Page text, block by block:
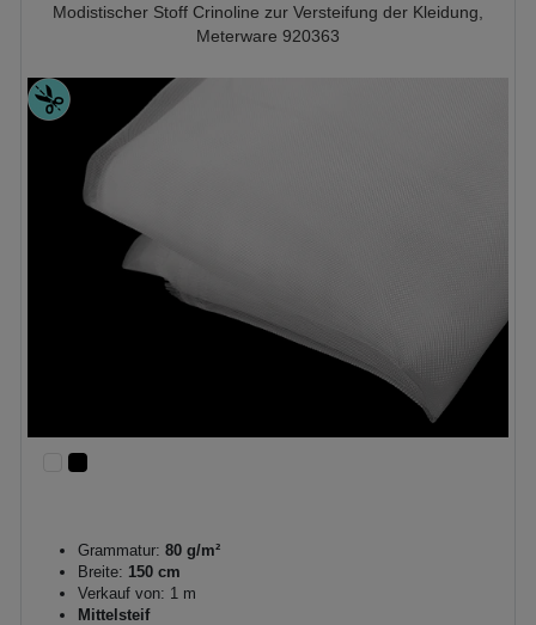
Modistischer Stoff Crinoline zur Versteifung der Kleidung,
Meterware 920363
Grammatur: 80 g/m²
Breite: 150 cm
Verkauf von: 1 m
Mittelsteif